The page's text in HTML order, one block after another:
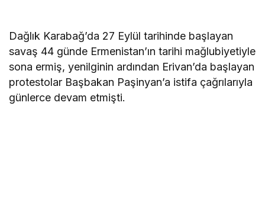
Dağlık Karabağ’da 27 Eylül tarihinde başlayan
savaş 44 günde Ermenistan’ın tarihi mağlubiyetiyle
sona ermiş, yenilginin ardından Erivan’da başlayan
protestolar Başbakan Paşinyan’a istifa çağrılarıyla
günlerce devam etmişti.